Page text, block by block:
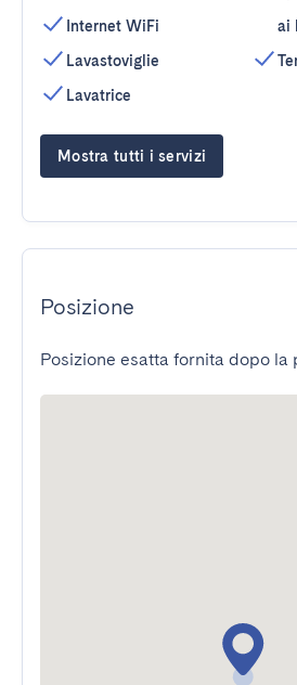
Internet WiFi
Lavastoviglie
Lavatrice
ai
Mostra tutti i servizi
Posizione
Posizione esatta fornita dopo la